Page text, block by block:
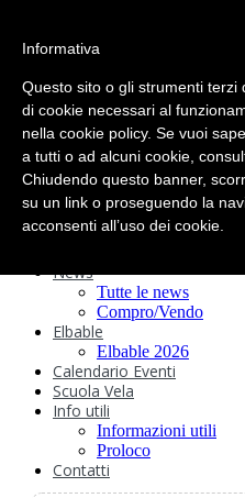
Regolamenti
Storia
Ormeggi
Sede e Servizi
Attività
Safeguarding
News
Tutte le news
Compro/Vendo
Elbable
Elbable 2026
Calendario Eventi
Scuola Vela
Info utili
Informazioni utili
Proloco
Contatti
Informativa
Questo sito o gli strumenti terzi
di cookie necessari al
nella cookie policy. Se vuoi
a tutti o ad alcuni cookie,
Chiudendo questo banner,
su un link o proseguendo la
acconsenti all’uso dei cookie.